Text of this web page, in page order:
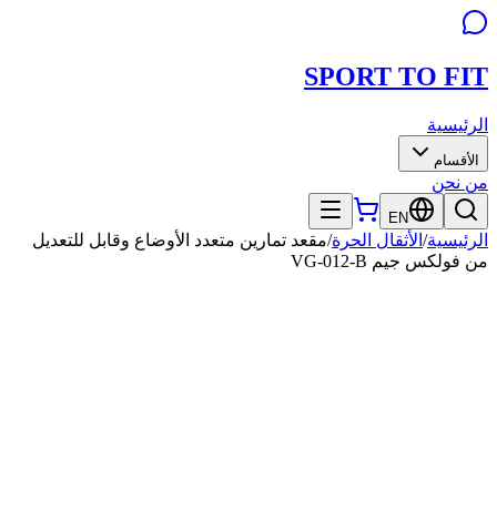
SPORT TO FIT
الرئيسية
الأقسام
من نحن
EN
الرئيسية/ الأثقال الحرة/مقعد تمارين متعدد الأوضاع وقابل للتعديل
من فولكس جيم VG-012-B